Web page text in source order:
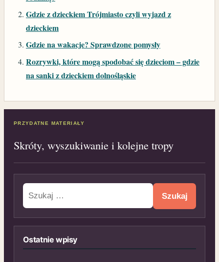
Gdzie z dzieckiem Trójmiasto czyli wyjazd z
dzieckiem
Gdzie na wakacje? Sprawdzone pomysły
Rozrywki, które mogą spodobać się dzieciom – gdzie
na sanki z dzieckiem dolnośląskie
PRZYDATNE MATERIAŁY
Skróty, wyszukiwanie i kolejne tropy
Szukaj:
Ostatnie wpisy